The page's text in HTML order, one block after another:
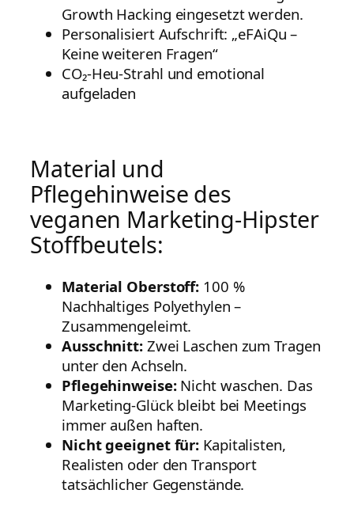
Growth Hacking eingesetzt werden.
Personalisiert Aufschrift: „eFAiQu –
Keine weiteren Fragen“
CO₂-Heu-Strahl und emotional
aufgeladen
Material und
Pflegehinweise des
veganen Marketing-Hipster
Stoffbeutels:
Material Oberstoff: 100 %
Nachhaltiges Polyethylen –
Zusammengeleimt.
Ausschnitt:Zwei Laschen zum Tragen
unter den Achseln.
Pflegehinweise:Nicht waschen. Das
Marketing-Glück bleibt bei Meetings
immer außen haften.
Nicht geeignet für: Kapitalisten,
Realisten oder den Transport
tatsächlicher Gegenstände.